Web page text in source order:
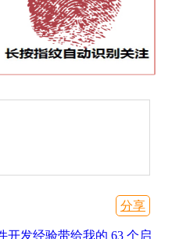
分享
开发经验带给我的 63 个启